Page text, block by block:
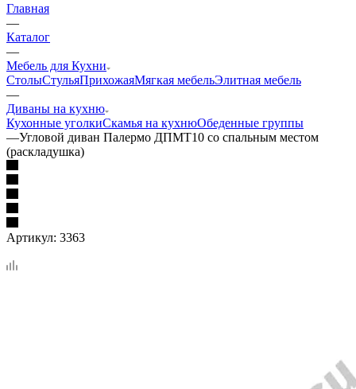
Главная
—
Каталог
—
Мебель для Кухни
СтолыСтульяПрихожаяМягкая мебельЭлитная мебель
—
Диваны на кухню
Кухонные уголкиСкамья на кухнюОбеденные группы
—Угловой диван Палермо ДПМТ10 со спальным местом
(раскладушка)
Артикул: 3363